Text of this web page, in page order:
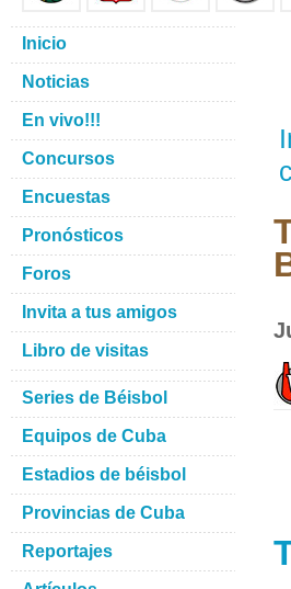
Inicio
Noticias
En vivo!!!
Concursos
Encuestas
Pronósticos
Foros
Invita a tus amigos
Libro de visitas
Series de Béisbol
Equipos de Cuba
Estadios de béisbol
Provincias de Cuba
Reportajes